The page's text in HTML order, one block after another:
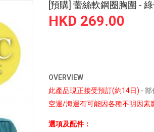
[預購] 蕾絲軟鋼圈胸圍 -
HKD 269.00
OVERVIEW
此產品現正接受預訂(約14日) -
空運/海運有可能因各種不明因素
選項及配件：